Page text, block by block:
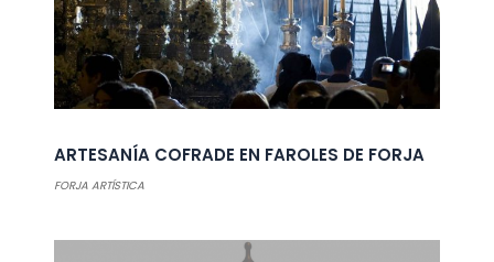
ARTESANÍA COFRADE EN FAROLES DE FORJA
FORJA ARTÍSTICA